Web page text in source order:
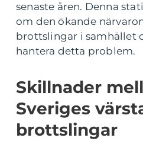
senaste åren. Denna
om den ökande
brottslingar i samhället
hantera detta problem.
Skillnader
Sveriges
brottslingar